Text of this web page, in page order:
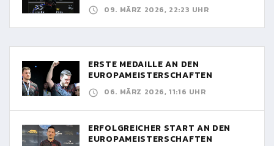
09. MÄRZ 2026, 22:23 UHR
ERSTE MEDAILLE AN DEN
EUROPAMEISTERSCHAFTEN
06. MÄRZ 2026, 11:16 UHR
ERFOLGREICHER START AN DEN
EUROPAMEISTERSCHAFTEN